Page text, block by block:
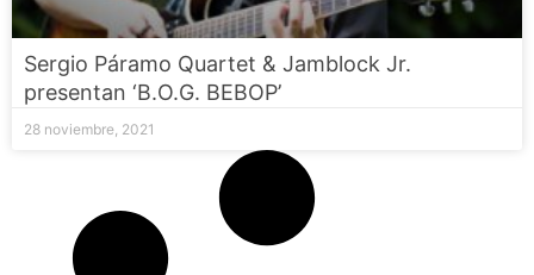
Sergio Páramo Quartet & Jamblock Jr.
presentan ‘B.O.G. BEBOP’
28 noviembre, 2021